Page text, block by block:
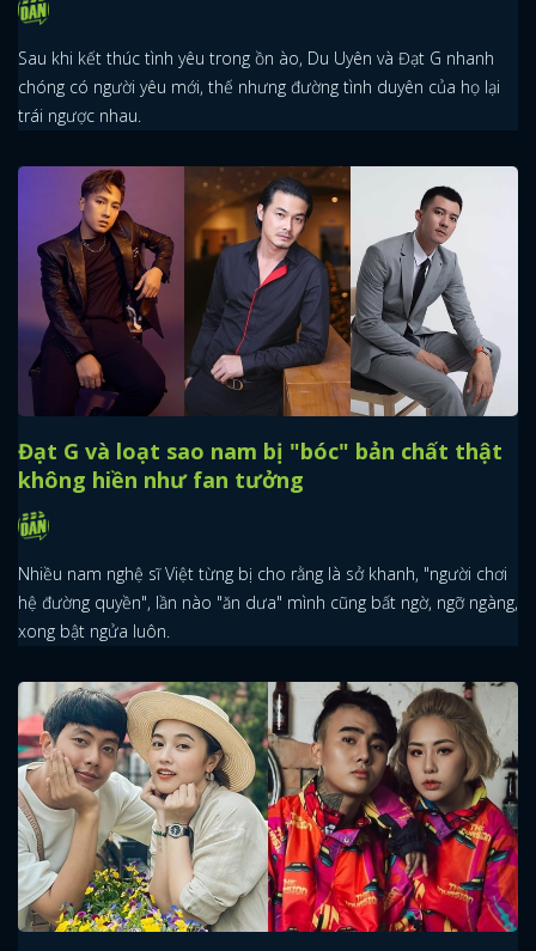
Sau khi kết thúc tình yêu trong ồn ào, Du Uyên và Đạt G nhanh
chóng có người yêu mới, thế nhưng đường tình duyên của họ lại
trái ngược nhau.
Đạt G và loạt sao nam bị "bóc" bản chất thật
không hiền như fan tưởng
Nhiều nam nghệ sĩ Việt từng bị cho rằng là sở khanh, "người chơi
hệ đường quyền", lần nào "ăn dưa" mình cũng bất ngờ, ngỡ ngàng,
xong bật ngửa luôn.